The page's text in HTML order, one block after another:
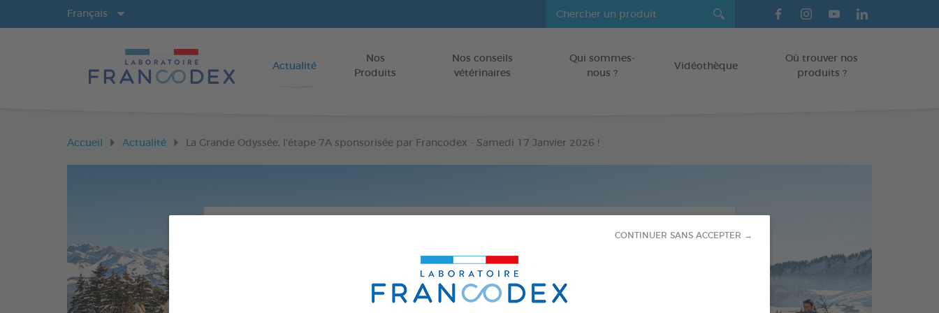
CONTINUER SANS ACCEPTER →
Aller au contenu
Actualité
Nos
Produits
Nos conseils
vétérinaires
Qui sommes-
nous ?
Vidéothèque
Où trouver nos
produits ?
Français
Accueil Actualité La Grande Odyssée, l'étape 7A sponsorisée par Francodex - Samedi 17 Janvier 2026 !
La Grande Odyssée, l'étape 7A